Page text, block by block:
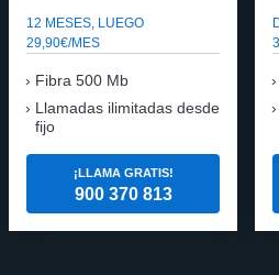
12 MESES, LUEGO
29,90€/MES
Fibra 500 Mb
Llamadas ilimitadas desde
fijo
¡LLAMA GRATIS!
900 370 813